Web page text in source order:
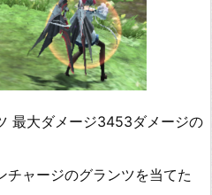
最大ダメージ3453ダメージの
ャージのグランツを当てた